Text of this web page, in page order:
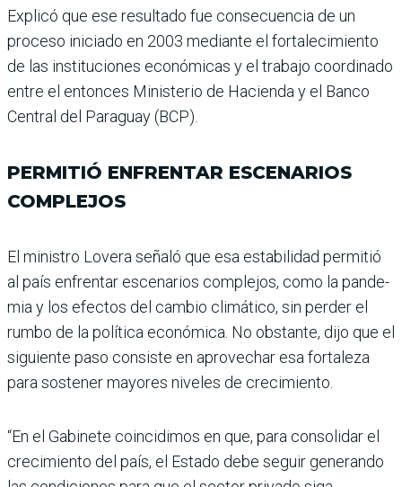
Explicó que ese resultado fue consecuencia de un
proceso iniciado en 2003 mediante el fortalecimiento
de las ins­tituciones económicas y el trabajo coordinado
entre el entonces Ministerio de Hacienda y el Banco
Central del Paraguay (BCP).
PERMITIÓ ENFRENTAR ESCENARIOS
COMPLEJOS
El ministro Lovera señaló que esa estabilidad permitió
al país enfrentar escenarios complejos, como la pande­
mia y los efectos del cam­bio climático, sin perder el
rumbo de la política econó­mica. No obstante, dijo que el
siguiente paso consiste en aprovechar esa fortaleza
para sostener mayores nive­les de crecimiento.
“En el Gabinete coincidimos en que, para consolidar el
cre­cimiento del país, el Estado debe seguir generando